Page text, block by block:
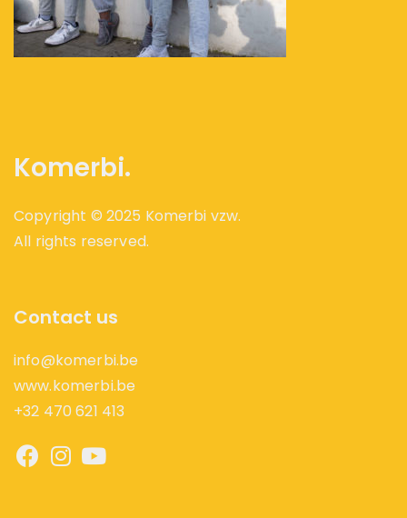
Komerbi.
Copyright © 2025 Komerbi vzw.
All rights reserved.
Contact us
info@komerbi.be
www.komerbi.be
+32 470 621 413